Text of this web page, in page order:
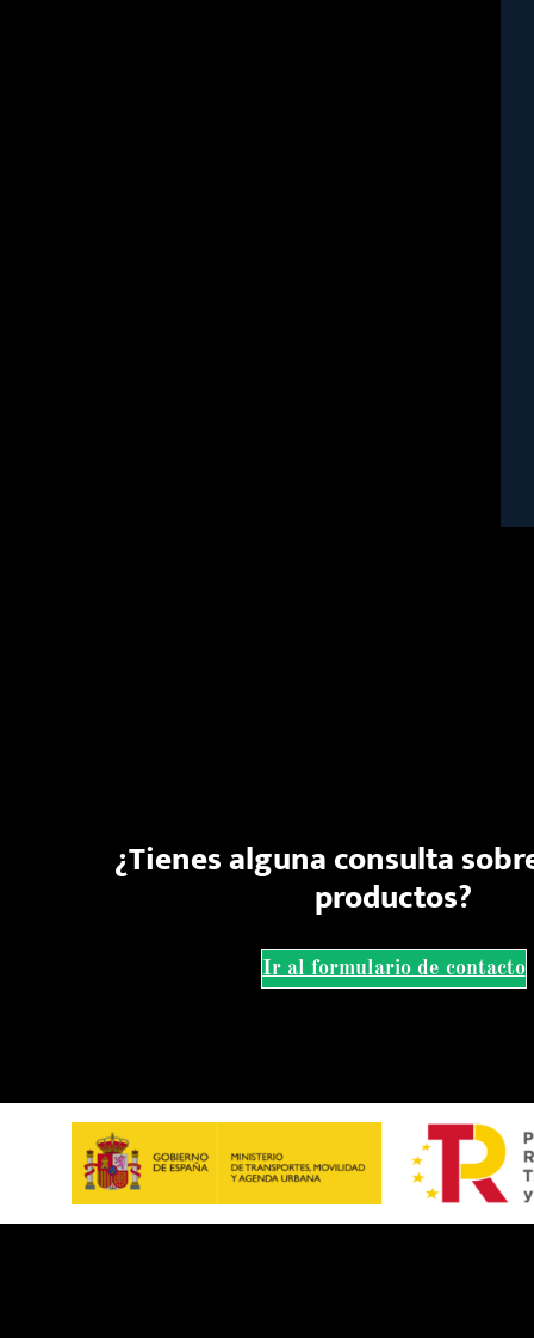
¿Tienes alguna consulta
productos?
Ir al formulario de contacto